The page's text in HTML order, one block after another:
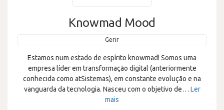
Knowmad Mood
Gerir
Estamos num estado de espírito knowmad! Somos uma
empresa líder em transformação digital (anteriormente
conhecida como atSistemas), em constante evolução e na
vanguarda da tecnologia. Nasceu com o objetivo de… Ler
mais